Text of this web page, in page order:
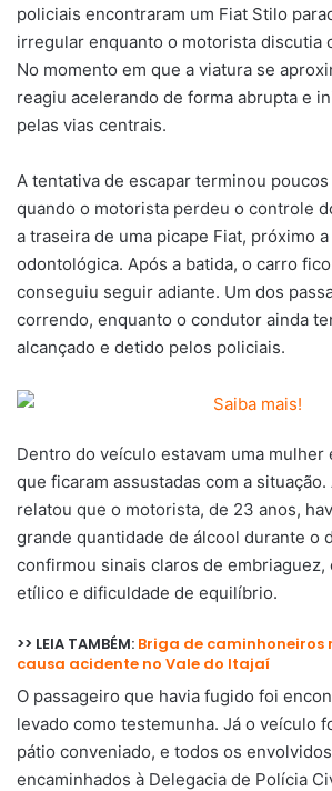
policiais encontraram um Fiat Stilo
irregular enquanto o motorista discutia
No momento em que a viatura se
reagiu acelerando de forma abrupta e
pelas vias centrais.
A tentativa de escapar terminou
quando o motorista perdeu o controle
a traseira de uma picape Fiat, próximo
odontológica. Após a batida, o carro
conseguiu seguir adiante. Um dos
correndo, enquanto o condutor ainda
alcançado e detido pelos policiais.
Dentro do veículo estavam uma mulher
que ficaram assustadas com a situação.
relatou que o motorista, de 23 anos,
grande quantidade de álcool durante o
confirmou sinais claros de
etílico e dificuldade de equilíbrio.
>> LEIA TAMBÉM: Briga de caminhoneiros
causa acidente no Vale do Itajaí
O passageiro que havia fugido foi
levado como testemunha. Já o veículo
pátio conveniado, e todos os
encaminhados à Delegacia de Polícia